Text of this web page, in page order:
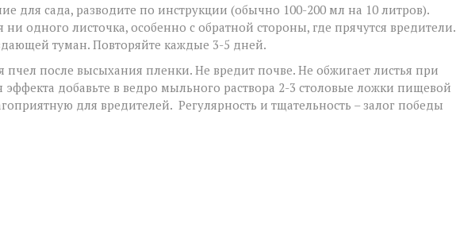
для сада, разводите по инструкции (обычно 100-200 мл на 10 литров).
одного листочка, особенно с обратной стороны, где прячутся вредители.
туман. Повторяйте каждые 3-5 дней.
пчел после высыхания пленки. Не вредит почве. Не обжигает листья при
добавьте в ведро мыльного раствора 2-3 столовые ложки пищевой
для вредителей. Регулярность и тщательность – залог победы